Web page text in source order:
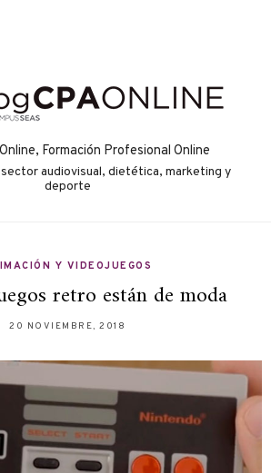
Formación Profesional Online
audiovisual, dietética, marketing y
deporte
Y VIDEOJUEGOS
retro están de moda
20 NOVIEMBRE, 2018